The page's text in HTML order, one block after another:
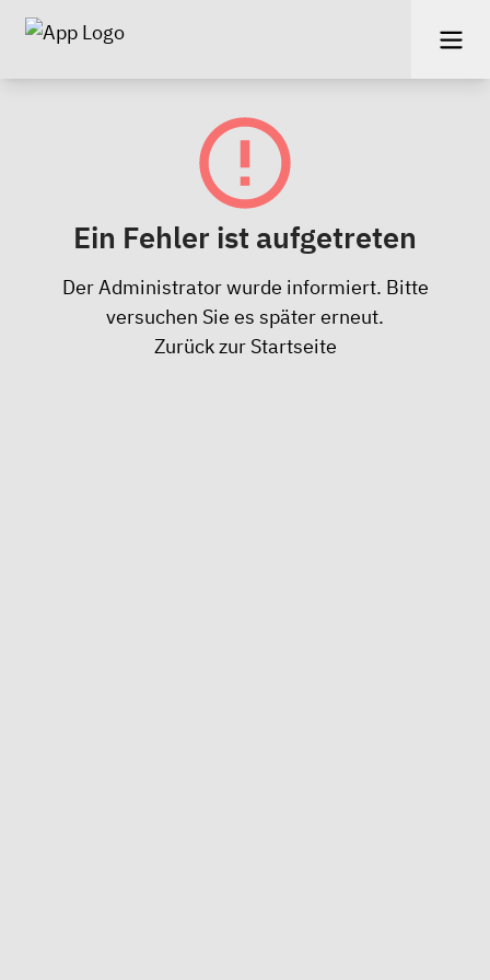
Ein Fehler ist aufgetreten
Der Administrator wurde informiert. Bitte
versuchen Sie es später erneut.
Zurück zur Startseite